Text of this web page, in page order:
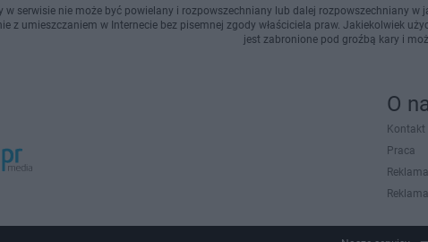
w serwisie nie może być powielany i rozpowszechniany lub dalej rozpowszechniany
z umieszczaniem w Internecie bez pisemnej zgody właściciela praw. Jakiekolwiek
jest zabronione pod groźbą kary i
O
Kontakt
Praca